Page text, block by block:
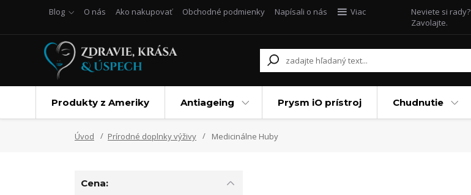
Blog O nás Ako nakupovať Obchodné podmienky Napísali o nás Viac
Neviete si rady?
Zavolajte.
Produkty z Ameriky Antiageing Prysm iO prístroj Chudnutie
Úvod Prírodné doplnky výživy Medicinálne Huby
Cena: